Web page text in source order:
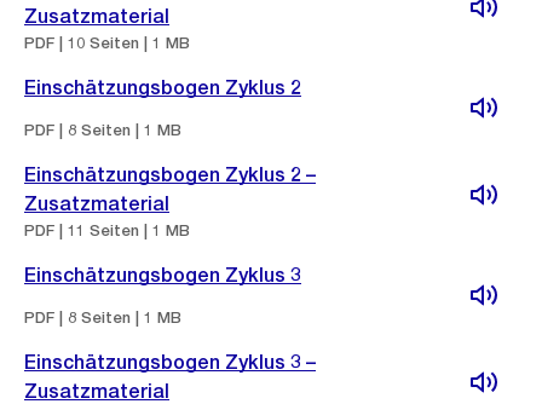
Zusatzmaterial
PDF | 10 Seiten | 1 MB
Einschätzungsbogen Zyklus 2
PDF | 8 Seiten | 1 MB
Einschätzungsbogen Zyklus 2 –
Zusatzmaterial
PDF | 11 Seiten | 1 MB
Einschätzungsbogen Zyklus 3
PDF | 8 Seiten | 1 MB
Einschätzungsbogen Zyklus 3 –
Zusatzmaterial